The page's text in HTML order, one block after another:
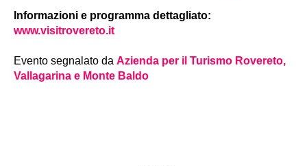
Informazioni e programma dettagliato:
www.visitrovereto.it
Evento segnalato da Azienda per il Turismo Rovereto,
Vallagarina e Monte Baldo